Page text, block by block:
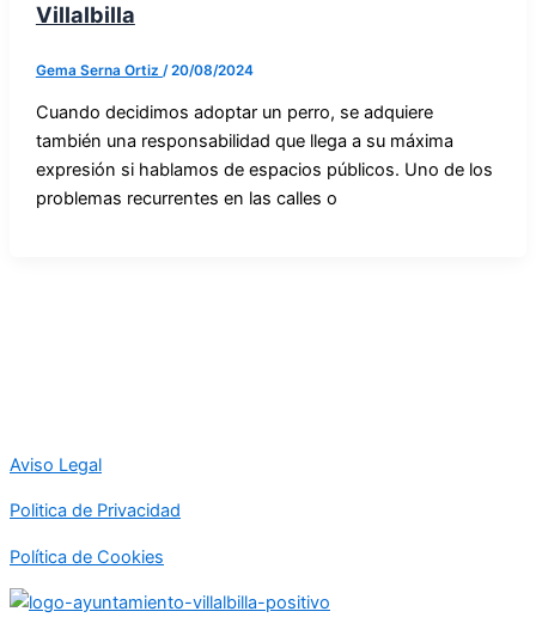
Villalbilla
Gema Serna Ortiz /20/08/2024
Cuando decidimos adoptar un perro, se adquiere
también una responsabilidad que llega a su máxima
expresión si hablamos de espacios públicos. Uno de los
problemas recurrentes en las calles o
Aviso Legal
Politica de Privacidad
Política de Cookies